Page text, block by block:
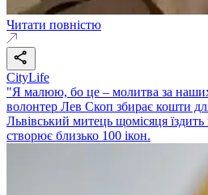
Читати повністю
CityLife
"Я малюю, бо це – молитва за
волонтер Лев Скоп збирає кошти
Львівський митець щомісяця їздить
створює близько 100 ікон.